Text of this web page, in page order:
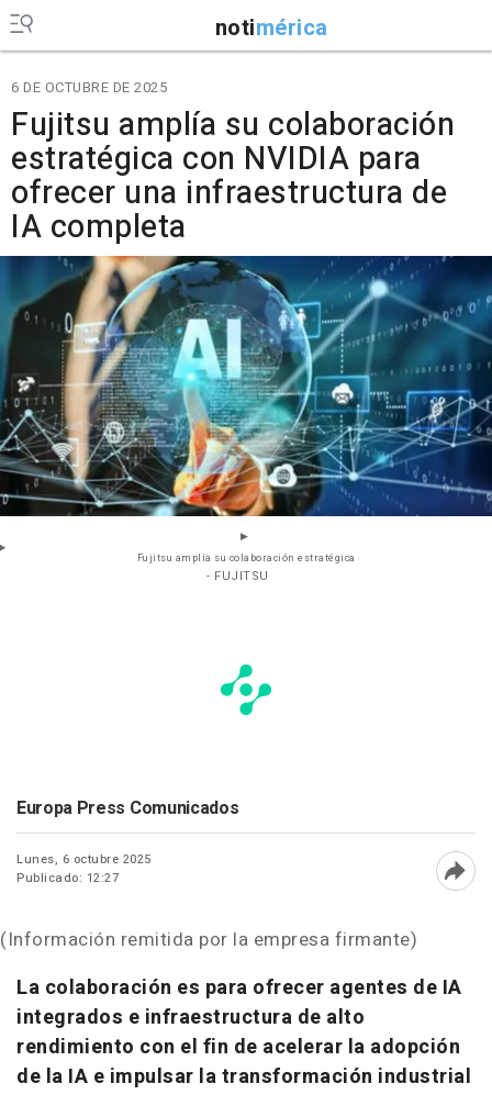
notimérica
6 DE OCTUBRE DE 2025
Fujitsu amplía su colaboración
estratégica con NVIDIA para
ofrecer una infraestructura de
IA completa
Fujitsu amplía su colaboración estratégica
- FUJITSU
Europa Press Comunicados
Lunes, 6 octubre 2025
Publicado: 12:27
(Información remitida por la empresa firmante)
La colaboración es para ofrecer agentes de IA
integrados e infraestructura de alto
rendimiento con el fin de acelerar la adopción
de la IA e impulsar la transformación industrial